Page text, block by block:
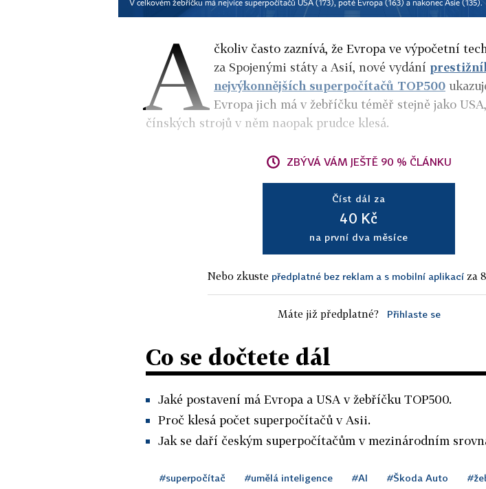
V celkovém žebříčku má nejvíce superpočítačů USA (173), poté Evropa (163) a nakonec Asie (135).
A čkoliv často zaznívá, že Evropa ve výpočetní
za Spojenými státy a Asií, nové vydání
nejvýkonnějších superpočítačů TOP500
Evropa jich má v žebříčku téměř stejně jako USA,
čínských strojů v něm naopak prudce klesá.
ZBÝVÁ VÁM JEŠTĚ 90 % ČLÁNKU
Číst dál za
40 Kč
na první dva měsíce
Nebo zkuste předplatné bez reklam a s mobilní aplikací za
Máte již předplatné? Přihlaste se
Co se dočtete dál
Jaké postavení má Evropa a USA v žebříčku TOP500.
Proč klesá počet superpočítačů v Asii.
Jak se daří českým superpočítačům v mezinárodním
#superpočítač #umělá inteligence #AI #Škoda Auto